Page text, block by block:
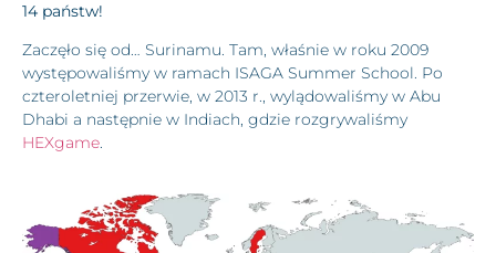
14 państw!
Zaczęło się od… Surinamu. Tam, właśnie w roku 2009
występowaliśmy w ramach ISAGA Summer School. Po
czteroletniej przerwie, w 2013 r., wylądowaliśmy w Abu
Dhabi a następnie w Indiach, gdzie rozgrywaliśmy
HEXgame.